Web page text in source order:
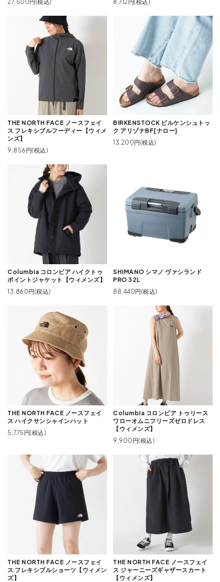
27,500円(税込) 8,712円(税込)
THE NORTH FACE ノースフェイ
ス フレキシブルフーディー【ウィメ
ンズ】
9,856円(税込)
BIRKENSTOCK ビルケンシュトッ
ク アリゾナBF[ナロー]
13,200円(税込)
Columbia コロンビア ハイクトゥ
ポイントジャケット【ウィメンズ】
13,860円(税込)
SHIMANO シマノ ヴァシランド
PRO 32L
88,440円(税込)
THE NORTH FACE ノースフェイ
ス ハイクサンシャインハット
5,775円(税込)
Columbia コロンビア トゥリース
ワローオムニフリーズゼロドレス
【ウィメンズ】
9,900円(税込)
THE NORTH FACE ノースフェイ
ス フレキシブルショーツ【ウィメン
ズ】
THE NORTH FACE ノースフェイ
ス ジャーニーズギャザースカート
【ウィメンズ】